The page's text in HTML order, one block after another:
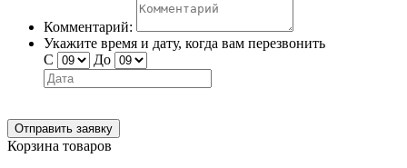
Комментарий:
Укажите время и дату, когда вам перезвонить
С
До
Отправить заявку
Корзина товаров